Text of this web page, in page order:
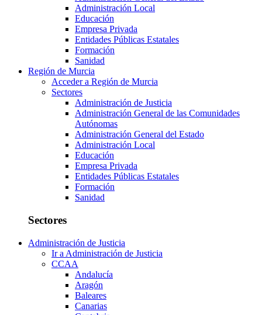
Administración Local
Educación
Empresa Privada
Entidades Públicas Estatales
Formación
Sanidad
Región de Murcia
Acceder a Región de Murcia
Sectores
Administración de Justicia
Administración General de las Comunidades
Autónomas
Administración General del Estado
Administración Local
Educación
Empresa Privada
Entidades Públicas Estatales
Formación
Sanidad
Sectores
Administración de Justicia
Ir a Administración de Justicia
CCAA
Andalucía
Aragón
Baleares
Canarias